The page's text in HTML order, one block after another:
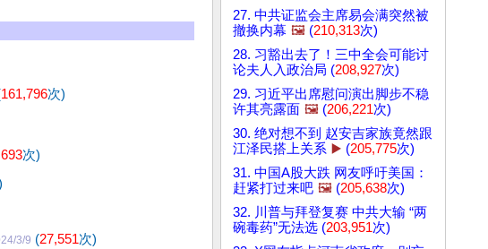
161,796次)
次)
3/9 (27,551次)
27. 中共证监会主席易会满突然被
撤换内幕 🖼️ (210,313次)
28. 习豁出去了！三中全会可能讨
论夫人入政治局 (208,927次)
29. 习近平出席慰问演出脚步不稳
许其亮露面 🖼️ (206,221次)
30. 绝对想不到 赵安吉家族竟然跟
江泽民搭上关系 ▶️ (205,775次)
31. 中国A股大跌 网友呼吁美国：
赶紧打过来吧 🖼️ (205,638次)
32. 川普与拜登复赛 中共大输 “两
碗毒药”无法选 (203,951次)